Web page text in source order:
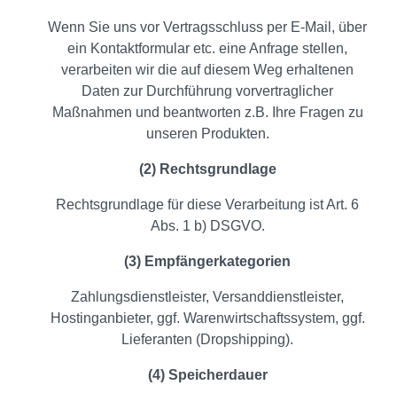
Wenn Sie uns vor Vertragsschluss per E-Mail, über
ein Kontaktformular etc. eine Anfrage stellen,
verarbeiten wir die auf diesem Weg erhaltenen
Daten zur Durchführung vorvertraglicher
Maßnahmen und beantworten z.B. Ihre Fragen zu
unseren Produkten.
(2) Rechtsgrundlage
Rechtsgrundlage für diese Verarbeitung ist Art. 6
Abs. 1 b) DSGVO.
(3) Empfängerkategorien
Zahlungsdienstleister, Versanddienstleister,
Hostinganbieter, ggf. Warenwirtschaftssystem, ggf.
Lieferanten (Dropshipping).
(4) Speicherdauer